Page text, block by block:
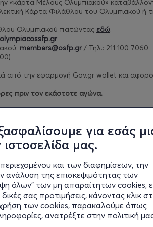
για εσάς
μας.
και των διαφημίσεων, την
ανάλυση της επισκεψιμότητας των
όλων" των μη απαραίτητων cookies,
σας προτιμήσεις, κάνοντας κλικ
χρήση των cookies, παρακαλούμε όπως
ανατρέξτε στην πολιτική
«κάρτα Μέλους Ολυμπιακού»
Κάρτα Φιλάθλου του Ολυμπιακού
Ολυμπιακού πατώντας εδώ.
members@osfp.gr / Τηλ.: 211 100 7060
από την εφαρμογή Gov.gr wallet και
πριν τον εκάστοτε αγώνα.
πατήστεεδώ.